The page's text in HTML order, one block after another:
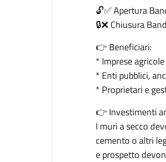
🔓✅ Apertura
🔒❌ Chiusura
👉 Beneficiari:
* Imprese
* Enti pubblici,
* Proprietari e
👉 Investimenti
I muri a secco
cemento o altri
e prospetto